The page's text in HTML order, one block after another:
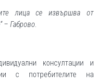
лица се извършва от
– Габрово.
консултации и
с потребителите на